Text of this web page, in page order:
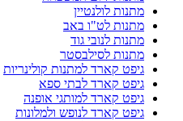
מתנות לולנטיין
מתנות לט"ו באב
מתנות לנובי גוד
מתנות לסילבסטר
גיפט קארד למתנות קולינריות
גיפט קארד לבתי ספא
גיפט קארד למותגי אופנה
גיפט קארד לנופש ולמלונות